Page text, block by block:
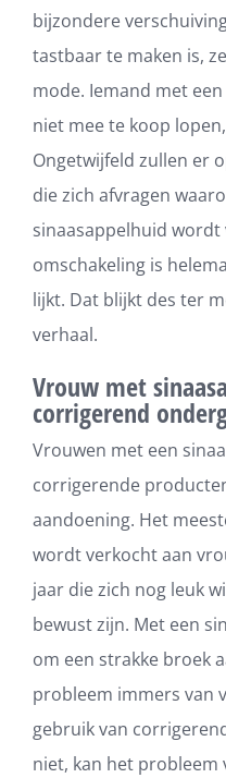
bijzondere
tastbaar te maken is,
mode. Iemand met
niet mee te koop
Ongetwijfeld zullen er
die zich afvragen
sinaasappelhuid wordt
omschakeling is
lijkt. Dat blijkt des ter
verhaal.
Vrouw met
corrigerend
Vrouwen met een
corrigerende
aandoening. Het
wordt verkocht aan
jaar die zich nog leuk
bewust zijn. Met een
om een strakke broek
probleem immers van
gebruik van
niet, kan het probleem